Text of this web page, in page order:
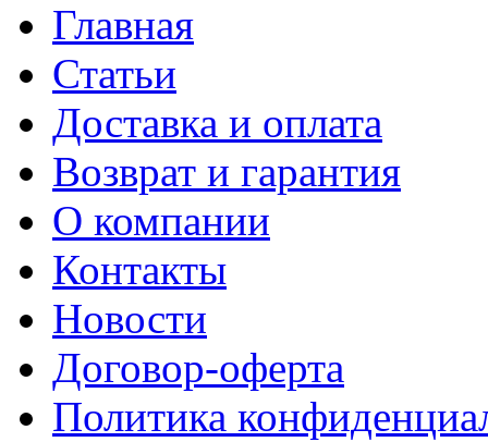
Главная
Статьи
Доставка и оплата
Возврат и гарантия
О компании
Контакты
Новости
Договор-оферта
Политика